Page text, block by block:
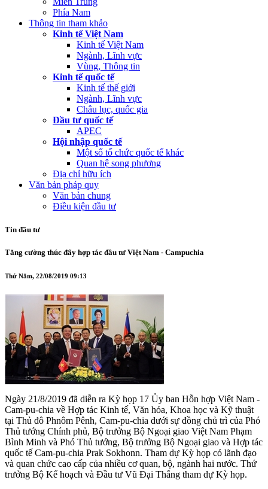
Phía Nam
Thông tin tham khảo
Kinh tế Việt Nam
Kinh tế Việt Nam
Ngành, Lĩnh vực
Vùng, Thông tin
Kinh tế quốc tế
Kinh tế thế giới
Ngành, Lĩnh vực
Châu lục, quốc gia
Đầu tư quốc tế
APEC
Hội nhập quốc tế
Một số tổ chức quốc tế khác
Quan hệ song phương
Địa chỉ hữu ích
Văn bản pháp quy
Văn bản chung
Điều kiện đầu tư
Tin đầu tư
Tăng cường thúc đẩy hợp tác đầu tư Việt Nam - Campuchia
Thứ Năm, 22/08/2019 09:13
Ngày 21/8/2019 đã diễn ra Kỳ họp 17 Ủy ban Hỗn hợp Việt Nam -
Cam-pu-chia về Hợp tác Kinh tế, Văn hóa, Khoa học và Kỹ thuật
tại Thủ đô Phnôm Pênh, Cam-pu-chia dưới sự đồng chủ trì của Phó
Thủ tướng Chính phủ, Bộ trưởng Bộ Ngoại giao Việt Nam Phạm
Bình Minh và Phó Thủ tướng, Bộ trưởng Bộ Ngoại giao và Hợp tác
quốc tế Cam-pu-chia Prak Sokhonn. Tham dự Kỳ họp có lãnh đạo
và quan chức cao cấp của nhiều cơ quan, bộ, ngành hai nước. Thứ
trưởng Bộ Kế hoạch và Đầu tư Vũ Đại Thắng tham dự Kỳ họp.